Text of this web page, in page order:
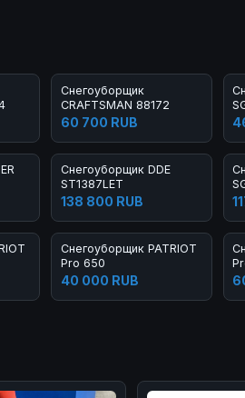
Снегоуборщик
CRAFTSMAN 88172
60 700 RUB
Снегоуборщик DDE
ST1387LET
138 800 RUB
Снегоуборщик PATRIOT
Pro 650
40 000 RUB